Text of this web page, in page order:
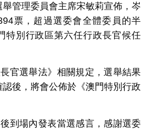
管理委員會主席宋敏莉宣佈，岑
票，超過選委會全體委員的半
特別行政區第六任行政長官候任
官選舉法》相關規定，選舉結果
後，將會公佈於《澳門特別行政
到場內發表當選感言，感謝選委